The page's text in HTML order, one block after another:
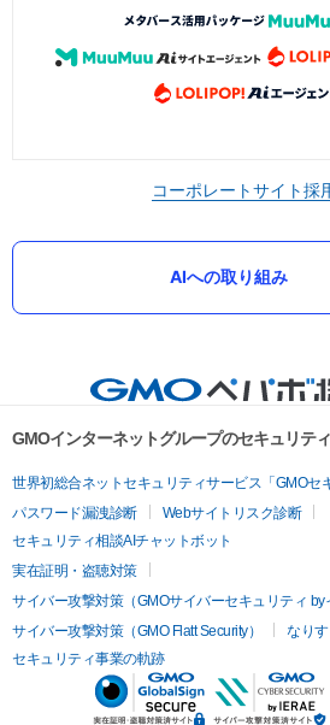
コーポレートサイト採
AIへの取り組み
GMOインターネットグループのセキュリテ
世界初総合ネットセキュリティサービス「GMOセ
パスワード漏洩診断
Webサイトリスク診断
セキュリティ相談AIチャットボット
実在証明・盗聴対策
サイバー攻撃対策（GMOサイバーセキュリティ by
サイバー攻撃対策（GMO Flatt Security）
なり
セキュリティ事業の軌跡